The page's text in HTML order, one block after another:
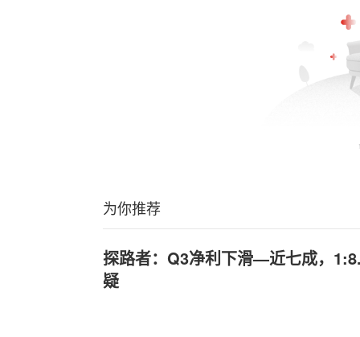
为你推荐
探路者：Q3净利下滑—近七成，
疑